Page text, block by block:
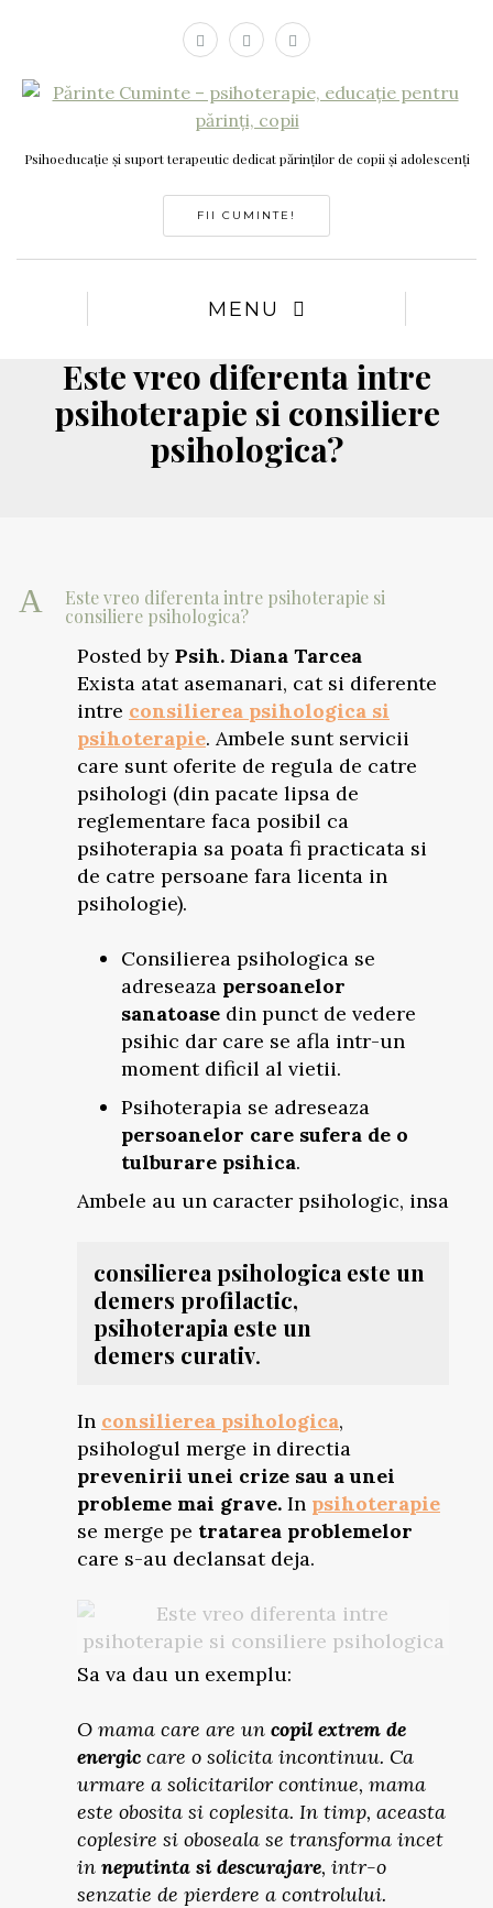
Psihoeducație și suport terapeutic dedicat părinților de copii și adolescenți
FII CUMINTE!
MENU
Este vreo diferenta intre
psihoterapie si consiliere
psihologica?
A
Este vreo diferenta intre psihoterapie si
consiliere psihologica?
Posted by Psih. Diana Tarcea
Exista atat asemanari, cat si diferente
intre consilierea psihologica si
psihoterapie. Ambele sunt servicii
care sunt oferite de regula de catre
psihologi (din pacate lipsa de
reglementare faca posibil ca
psihoterapia sa poata fi practicata si
de catre persoane fara licenta in
psihologie).
Consilierea psihologica se
adreseaza persoanelor
sanatoase din punct de vedere
psihic dar care se afla intr-un
moment dificil al vietii.
Psihoterapia se adreseaza
persoanelor care sufera de o
tulburare psihica.
Ambele au un caracter psihologic, insa
consilierea psihologica este un
demers profilactic,
psihoterapia este un
demers curativ.
In consilierea psihologica,
psihologul merge in directia
prevenirii unei crize sau a unei
probleme mai grave. In psihoterapie
se merge pe tratarea problemelor
care s-au declansat deja.
Sa va dau un exemplu:
O mama care are un copil extrem de
energic care o solicita incontinuu. Ca
urmare a solicitarilor continue, mama
este obosita si coplesita. In timp, aceasta
coplesire si oboseala se transforma incet
in neputinta si descurajare, intr-o
senzatie de pierdere a controlului.